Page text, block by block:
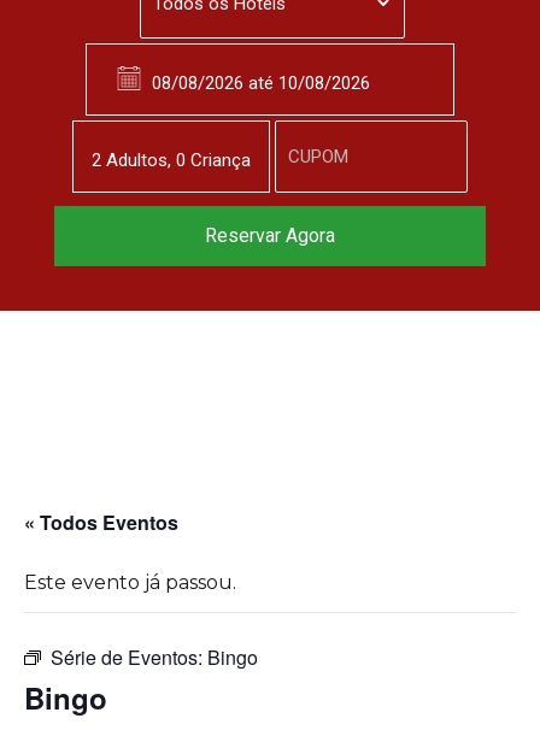
« Todos Eventos
Este evento já passou.
Série de Eventos: Bingo
Bingo
2 Adultos, 0 Criança
Reservar Agora